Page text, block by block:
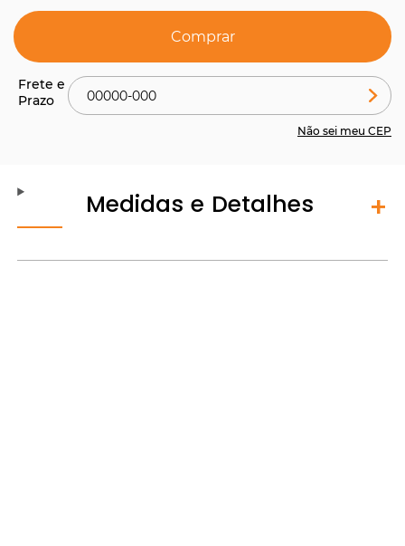
Comprar
Não sei meu CEP
Medidas e Detalhes